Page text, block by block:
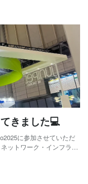
きました💻
に参加させていただ
ットワーク・インフラ・
外の大手ベンダーからス